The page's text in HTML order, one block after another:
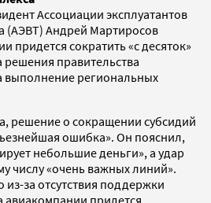
Ассоциации эксплуатантов
(АЭВТ) Андрей Мартиросов
придется сократить «с десяток»
правительства
выполнение региональных
решение о сокращении субсидий
ошибка». Он пояснил,
небольшие деньги», а удар
числу «очень важных линий».
из-за отсутствия поддержки
авиакомпании придется